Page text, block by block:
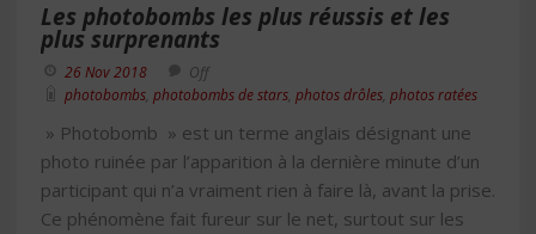
Les photobombs les plus réussis et les
plus surprenants
26 Nov 2018
Off
photobombs photobombs de stars photos drôles photos ratées
» Photobomb » est un terme anglais désignant une
photo ruinée par l’apparition à la dernière minute d’un
participant qui n’a vraiment rien à faire là, avant la prise.
Ce phénomène fait fureur sur le net, surtout sur les